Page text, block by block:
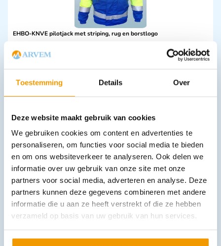
Toestemming Details Over
Deze website maakt gebruik van cookies
We gebruiken cookies om content en advertenties te
personaliseren, om functies voor social media te bieden
en om ons websiteverkeer te analyseren. Ook delen we
informatie over uw gebruik van onze site met onze
partners voor social media, adverteren en analyse. Deze
partners kunnen deze gegevens combineren met andere
informatie die u aan ze heeft verstrekt of die ze hebben
verzameld op basis van uw gebruik van hun services.
EHBO-KNVE pilotjack met striping, rug en borstlogo
133 excl. btw
Opties bekijken
Leverbaar
Oorprop 3M konisch gevormd Doos 200 paar
€40,21 incl. btw
33.23 excl. btw
In winkelwagen